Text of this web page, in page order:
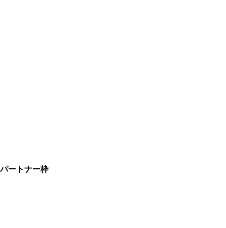
パートナー枠